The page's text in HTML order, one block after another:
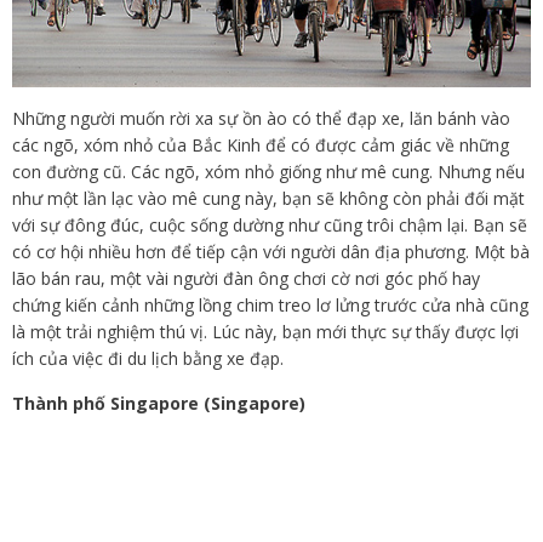
Những người muốn rời xa sự ồn ào có thể đạp xe, lăn bánh vào
các ngõ, xóm nhỏ của Bắc Kinh để có được cảm giác về những
con đường cũ. Các ngõ, xóm nhỏ giống như mê cung. Nhưng nếu
như một lần lạc vào mê cung này, bạn sẽ không còn phải đối mặt
với sự đông đúc, cuộc sống dường như cũng trôi chậm lại. Bạn sẽ
có cơ hội nhiều hơn để tiếp cận với người dân địa phương. Một bà
lão bán rau, một vài người đàn ông chơi cờ nơi góc phố hay
chứng kiến cảnh những lồng chim treo lơ lửng trước cửa nhà cũng
là một trải nghiệm thú vị. Lúc này, bạn mới thực sự thấy được lợi
ích của việc đi du lịch bằng xe đạp.
Thành phố Singapore (Singapore)